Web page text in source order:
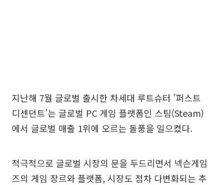
지난해 7월 글로벌 출시한 차세대 루트슈터 '퍼스트
디센던트'는 글로벌 PC 게임 플랫폼인 스팀(Steam)
에서 글로벌 매출 1위에 오르는 돌풍을 일으켰다.
적극적으로 글로벌 시장의 문을 두드리면서 넥슨게임
즈의 게임 장르와 플랫폼, 시장도 점차 다변화되는 추